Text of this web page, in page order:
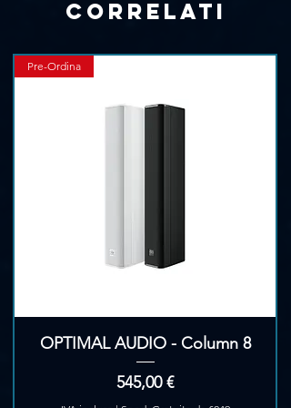
correlati
Pre-Ordina
OPTIMAL AUDIO - Column 8
Prezzo
545,00 €